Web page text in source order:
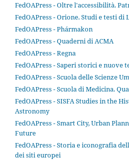
FedOAPress - Oltre l'accessibilità.
FedOAPress - Orione. Studi e testi
FedOAPress - Phármakon
FedOAPress - Quaderni di ACMA
FedOAPress - Regna
FedOAPress - Saperi storici e nuove
FedOAPress - Scuola delle Scienze
FedOAPress - Scuola di Medicina.
FedOAPress - SISFA Studies in the
Astronomy
FedOAPress - Smart City, Urban
Future
FedOAPress - Storia e iconografia
dei siti europei